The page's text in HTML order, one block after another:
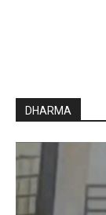
DHARMA